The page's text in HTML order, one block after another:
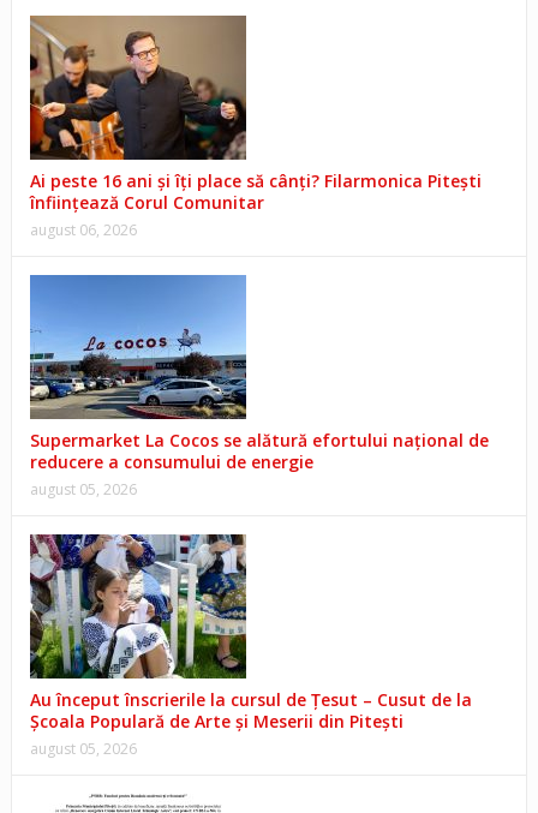
Ai peste 16 ani și îți place să cânți? Filarmonica Pitești
înființează Corul Comunitar
august 06, 2026
Supermarket La Cocos se alătură efortului național de
reducere a consumului de energie
august 05, 2026
Au început înscrierile la cursul de Țesut – Cusut de la
Școala Populară de Arte și Meserii din Pitești
august 05, 2026